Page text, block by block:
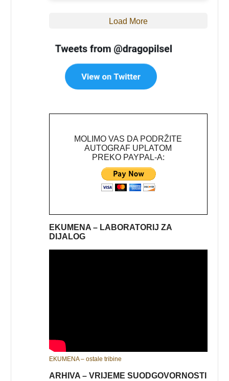
Load More
MOLIMO VAS DA PODRŽITE
AUTOGRAF UPLATOM
PREKO PAYPAL-A:
EKUMENA – LABORATORIJ ZA
DIJALOG
EKUMENA – ostale tribine
ARHIVA – VRIJEME SUODGOVORNOSTI